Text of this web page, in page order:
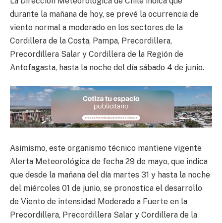
durante la mañana de hoy, se prevé la ocurrencia de
viento normal a moderado en los sectores de la
Cordillera de la Costa, Pampa, Precordillera,
Precordillera Salar y Cordillera de la Región de
Antofagasta, hasta la noche del día sábado 4 de junio.
Asimismo, este organismo técnico mantiene vigente
Alerta Meteorológica de fecha 29 de mayo, que indica
que desde la mañana del día martes 31 y hasta la noche
del miércoles 01 de junio, se pronostica el desarrollo
de Viento de intensidad Moderado a Fuerte en la
Precordillera, Precordillera Salar y Cordillera de la